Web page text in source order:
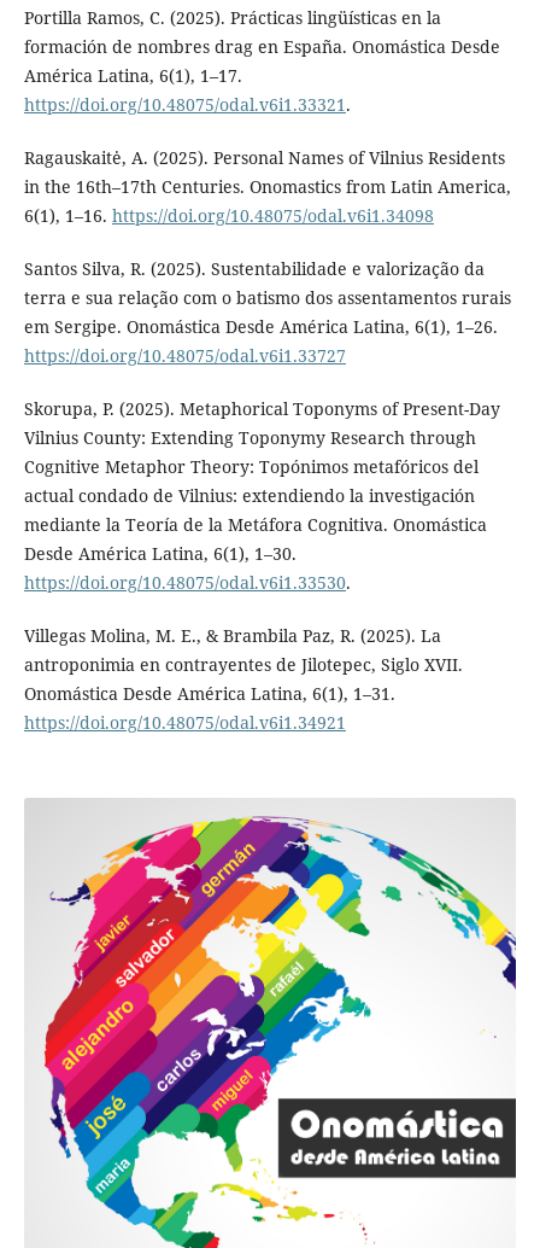
Portilla Ramos, C. (2025). Prácticas lingüísticas en la
formación de nombres drag en España. Onomástica Desde
América Latina, 6(1), 1–17.
https://doi.org/10.48075/odal.v6i1.33321.
Ragauskaitė, A. (2025). Personal Names of Vilnius Residents
in the 16th–17th Centuries. Onomastics from Latin America,
6(1), 1–16. https://doi.org/10.48075/odal.v6i1.34098
Santos Silva, R. (2025). Sustentabilidade e valorização da
terra e sua relação com o batismo dos assentamentos rurais
em Sergipe. Onomástica Desde América Latina, 6(1), 1–26.
https://doi.org/10.48075/odal.v6i1.33727
Skorupa, P. (2025). Metaphorical Toponyms of Present-Day
Vilnius County: Extending Toponymy Research through
Cognitive Metaphor Theory: Topónimos metafóricos del
actual condado de Vilnius: extendiendo la investigación
mediante la Teoría de la Metáfora Cognitiva. Onomástica
Desde América Latina, 6(1), 1–30.
https://doi.org/10.48075/odal.v6i1.33530.
Villegas Molina, M. E., & Brambila Paz, R. (2025). La
antroponimia en contrayentes de Jilotepec, Siglo XVII.
Onomástica Desde América Latina, 6(1), 1–31.
https://doi.org/10.48075/odal.v6i1.34921